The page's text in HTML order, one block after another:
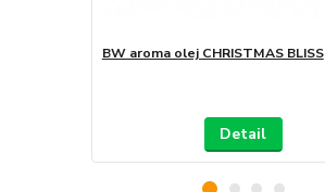
BW aroma olej CHRISTMAS BLISS
Detail